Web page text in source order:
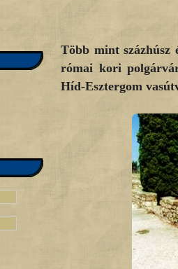
Több mint
római kori
Híd-Esztergom